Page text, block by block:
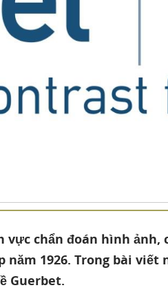
chẩn đoán hình ảnh,
1926. Trong bài viết
Guerbet.